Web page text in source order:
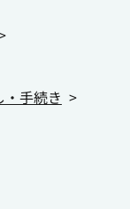
・手続き